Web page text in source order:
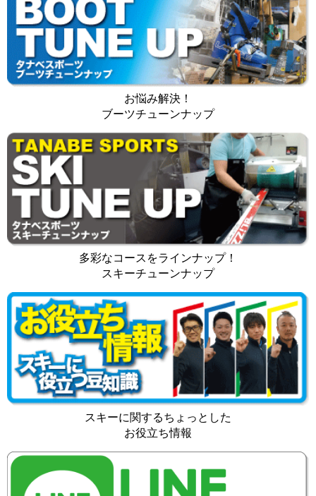
お悩み解決！
ブーツチューンナップ
多彩なコースをラインナップ！
スキーチューンナップ
スキーに関するちょっとした
お役立ち情報